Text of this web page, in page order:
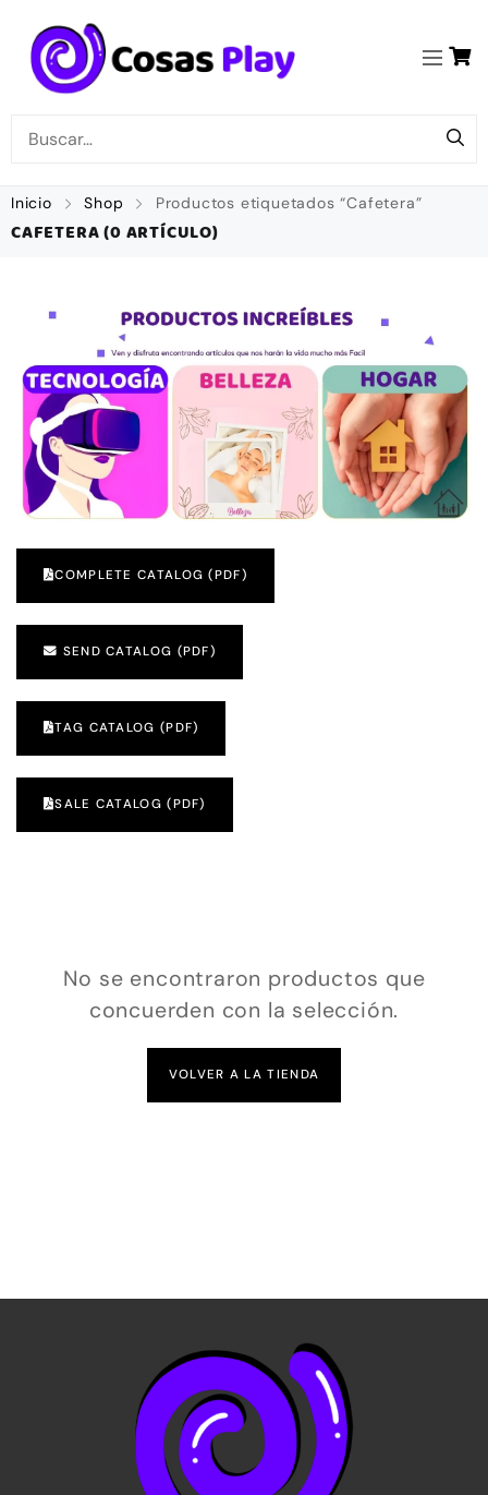
Inicio Shop Productos etiquetados “Cafetera”
CAFETERA(0 ARTÍCULO)
COMPLETE CATALOG (PDF)
SEND CATALOG (PDF)
TAG CATALOG (PDF)
SALE CATALOG (PDF)
No se encontraron productos que
concuerden con la selección.
VOLVER A LA TIENDA